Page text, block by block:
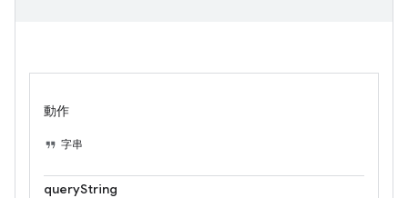
動作
字串
queryString